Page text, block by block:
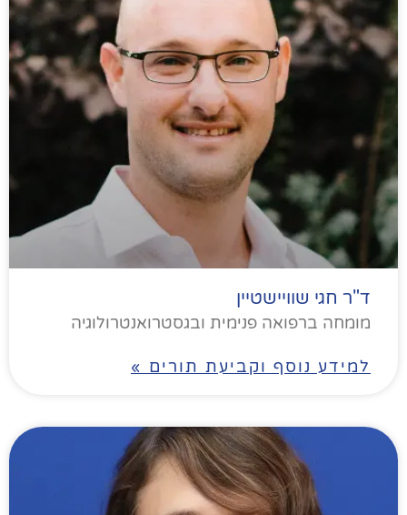
ד"ר חגי שוויישטיין
מומחה ברפואה פנימית ובגסטרואנטרולוגיה
למידע נוסף וקביעת תורים »